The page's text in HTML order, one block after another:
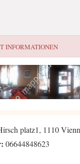
INFORMATIONEN
platz1, 1110
06644848623